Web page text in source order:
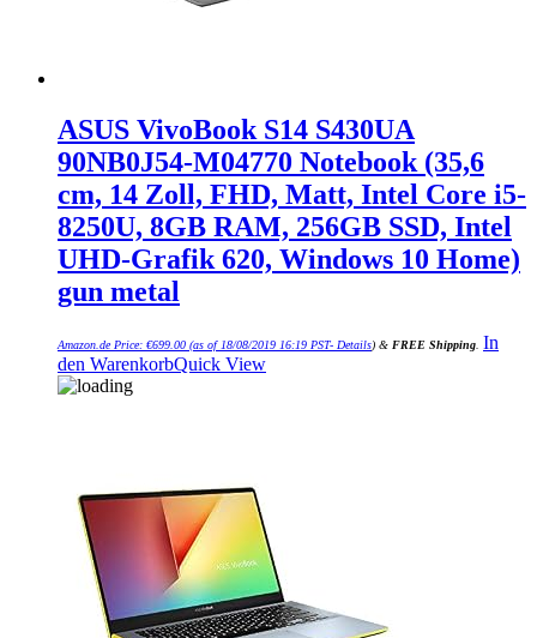
ASUS VivoBook S14 S430UA
90NB0J54-M04770 Notebook (35,6
cm, 14 Zoll, FHD, Matt, Intel Core i5-
8250U, 8GB RAM, 256GB SSD, Intel
UHD-Grafik 620, Windows 10 Home)
gun metal
Amazon.de Price: €699.00 (as of 18/08/2019 16:19 PST- Details) & FREE Shipping In
den WarenkorbQuick View